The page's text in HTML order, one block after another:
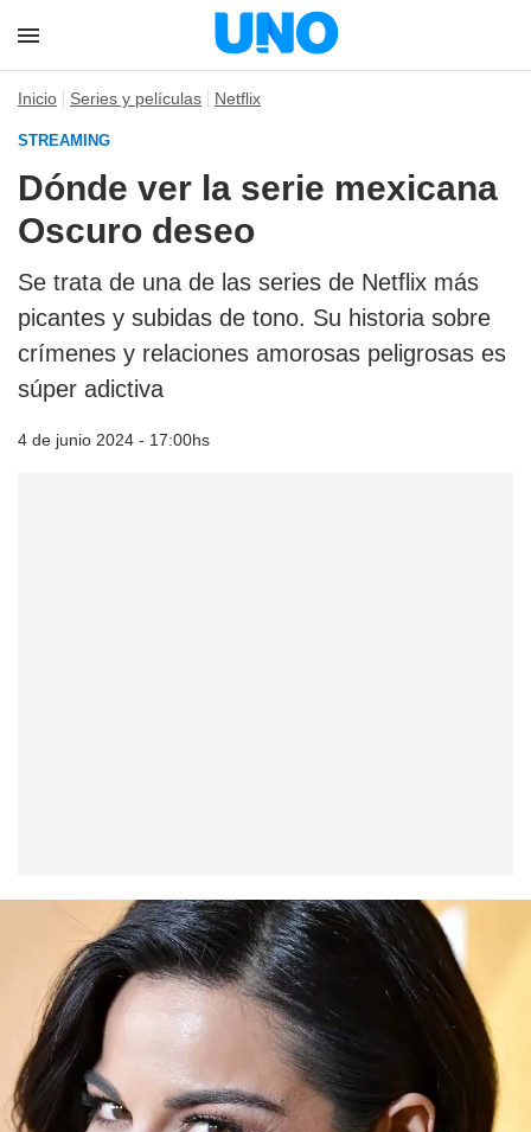
Inicio Series y películas Netflix
STREAMING
Dónde ver la serie mexicana
Oscuro deseo
Se trata de una de las series de Netflix más
picantes y subidas de tono. Su historia sobre
crímenes y relaciones amorosas peligrosas es
súper adictiva
4 de junio 2024 - 17:00hs